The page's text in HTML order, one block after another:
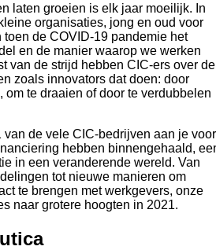
laten groeien is elk jaar moeilijk. In
organisaties, jong en oud voor
de COVID-19 pandemie het
en de manier waarop we werken
van de strijd hebben CIC-ers over de
zoals innovators dat doen: door
om te draaien of door te verdubbelen
van de vele CIC-bedrijven aan je voor
hebben binnengehaald,
in een veranderende wereld. Van
tot nieuwe manieren om
te brengen met werkgevers, onze
naar grotere hoogten in 2021.